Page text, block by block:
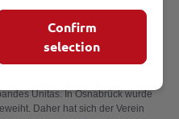
Unitas. In Osnabrück wurde
Daher hat sich der Verein
Confirm
selection